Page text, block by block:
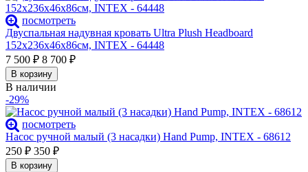
посмотреть
Двуспальная надувная кровать Ultra Plush Headboard
152х236х46х86см, INTEX - 64448
7 500 ₽ 8 700 ₽
В корзину
В наличии
-29%
посмотреть
Насос ручной малый (3 насадки) Hand Pump, INTEX - 68612
250 ₽ 350 ₽
В корзину